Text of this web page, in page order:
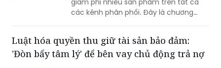
giảm phí nhiều sản phẩm trên tất cả
các kênh phân phối. Đây là chương
Luật hóa quyền thu giữ tài sản bảo đảm:
'Đòn bẩy tâm lý' để bên vay chủ động trả nợ